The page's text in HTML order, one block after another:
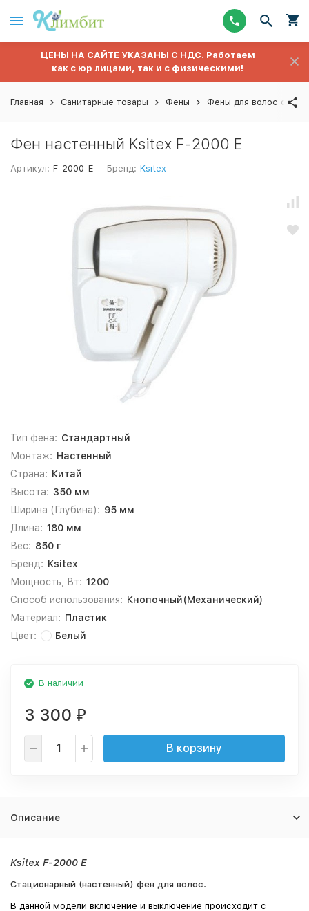
ЦЕНЫ НА САЙТЕ УКАЗАНЫ С НДС. Работаем
как с юр лицами, так и с физическими!
Главная Санитарные товары Фены Фены для волос
Фен настенный Ksitex F-2000 E
Артикул: F-2000-E Бренд: Ksitex
Тип фена: Стандартный
Монтаж: Настенный
Страна: Китай
Высота: 350 мм
Ширина (Глубина): 95 мм
Длина: 180 мм
Вес: 850 г
Бренд: Ksitex
Мощность, Вт: 1200
Способ использования: Кнопочный(Механический)
Материал: Пластик
Цвет:
Белый
В наличии
3 300 ₽
В корзину
Описание
Ksitex F-2000 E
Стационарный (настенный) фен для волос.
В данной модели включение и выключение происходит с